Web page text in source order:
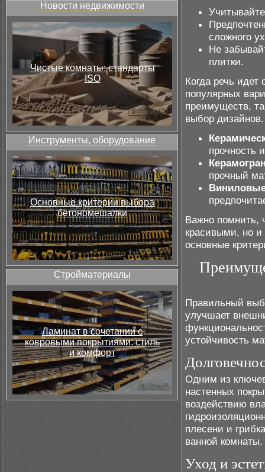
Новости недвижимости
Чистые комнаты: стандарты
ISO
Инструменты, оборудование
Основные критерии выбора
бетономешалки
Стройматериалы
Ламинат в сочетании с
ковровыми покрытиями: стиль
и комфорт
сложного
Не
плитки.
Когда речь
популярных
преимуществ,
выбор дизайнов.
прочность
прочный
Важно помнить,
красивыми, но и
основные
Правильный
улучшает
устойчивость
Одним из
настенных
воздействию
плесени и
ванной комнаты.
Уход и